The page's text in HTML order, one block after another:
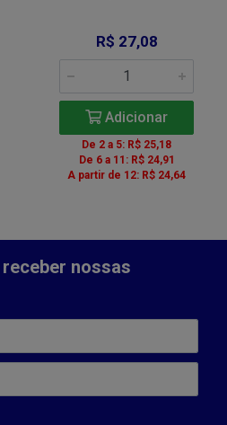
R$ 27,08
Adicionar
De 2 a 5: R$ 25,18
De 6 a 11: R$ 24,91
A partir de 12: R$ 24,64
nossas